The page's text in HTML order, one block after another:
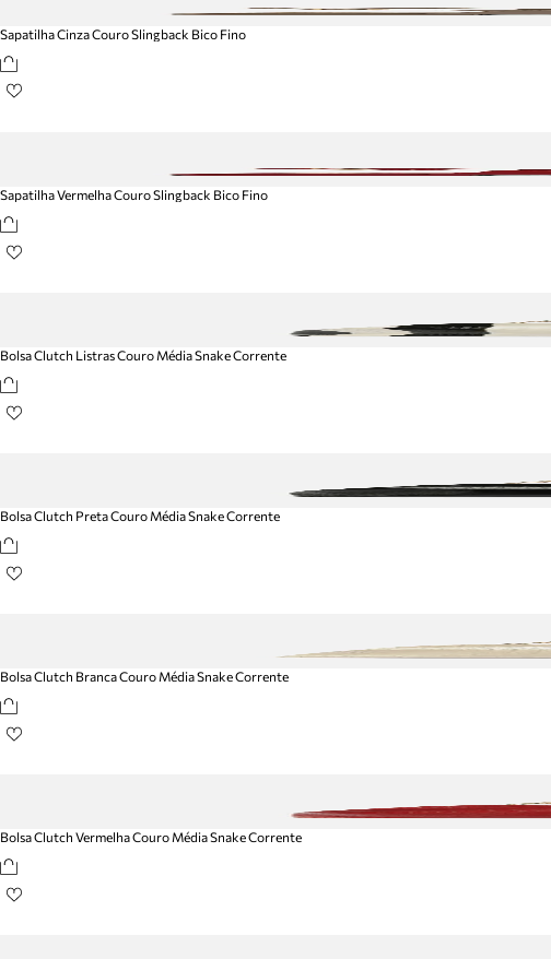
Sapatilha Cinza Couro Slingback Bico Fino
Sapatilha Vermelha Couro Slingback Bico Fino
Bolsa Clutch Listras Couro Média Snake Corrente
Bolsa Clutch Preta Couro Média Snake Corrente
Bolsa Clutch Branca Couro Média Snake Corrente
Bolsa Clutch Vermelha Couro Média Snake Corrente